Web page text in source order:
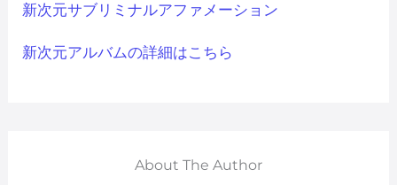
新次元サブリミナルアファメーション
新次元アルバムの詳細はこちら
About The Author